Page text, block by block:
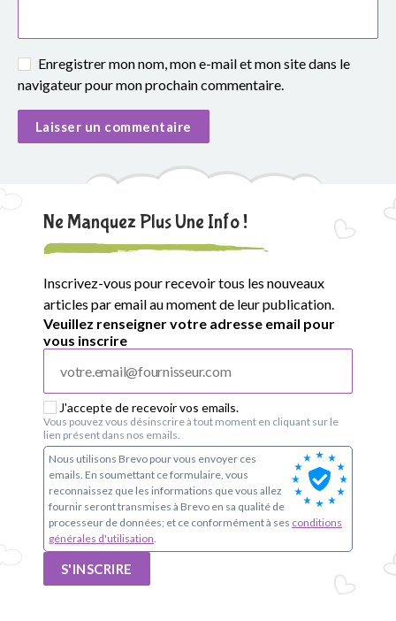
o
n
Enregistrer mon nom, mon e-mail et mon site dans le
navigateur pour mon prochain commentaire.
Ne Manquez Plus Une Info !
Inscrivez-vous pour recevoir tous les nouveaux
articles par email au moment de leur publication.
Veuillez renseigner votre adresse email pour
vous inscrire
J'accepte de recevoir vos emails.
Vous pouvez vous désinscrire à tout moment en cliquant sur le
lien présent dans nos emails.
Nous utilisons Brevo pour vous envoyer ces
emails. En soumettant ce formulaire, vous
reconnaissez que les informations que vous allez
fournir seront transmises à Brevo en sa qualité de
processeur de données; et ce conformément à ses conditions
générales d'utilisation.
S'INSCRIRE